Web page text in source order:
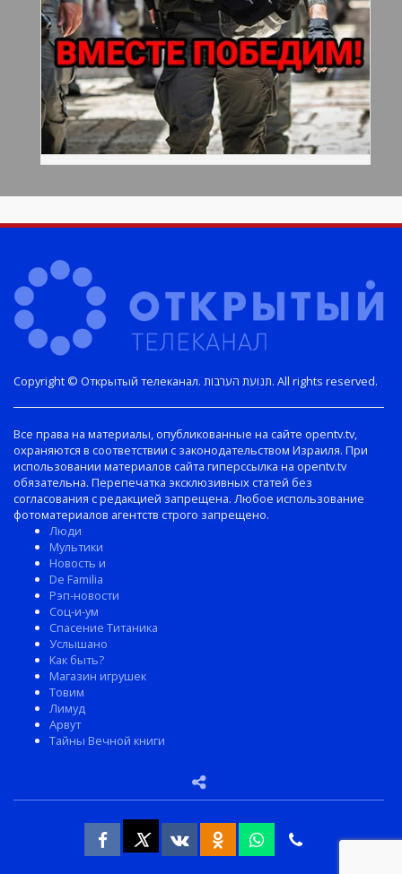
Copyright © Открытый телеканал. תנועת הערבות. All rights reserved.
Все права на материалы, опубликованные на сайте opentv.tv,
охраняются в соответствии с законодательством Израиля. При
использовании материалов сайта гиперссылка на opentv.tv
обязательна. Перепечатка эксклюзивных статей без
согласования с редакцией запрещена. Любое использование
фотоматериалов агентств строго запрещено.
Люди
Мультики
Новость и
De Familia
Рэп-новости
Соц-и-ум
Спасение Титаника
Услышано
Как быть?
Магазин игрушек
Товим
Лимуд
Арвут
Тайны Вечной книги